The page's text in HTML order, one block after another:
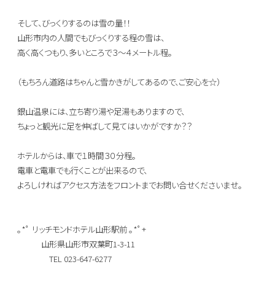
そして、びっくりするのは雪の量！！
山形市内の人間でもびっくりする程の雪は、
高く高くつもり、多いところで３～４メートル程。
（もちろん道路はちゃんと雪かきがしてあるので、ご安心を☆）
銀山温泉には、立ち寄り湯や足湯もありますので、
ちょっと観光に足を伸ばして見てはいかがですか？？
ホテルからは、車で１時間３０分程。
電車と電車でも行くことが出来るので、
よろしければアクセス方法をフロントまでお問い合せくださいませ。
｡*ﾟ リッチモンドホテル山形駅前 ｡*ﾟ+
山形県山形市双葉町1-3-11
TEL 023-647-6277